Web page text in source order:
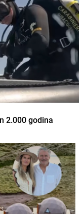
2.000 godina